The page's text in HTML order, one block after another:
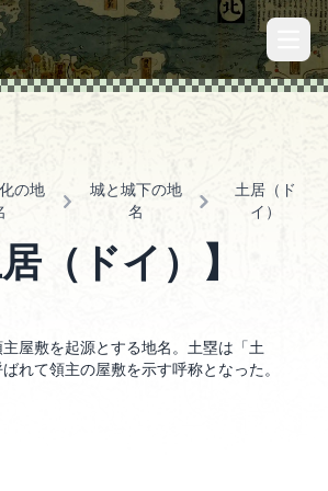
の地
城と城下の地
名
土居（ド
イ）
居（ドイ）】
屋敷を起源とする地名。土塁は「土
れて領主の屋敷を示す呼称となった。